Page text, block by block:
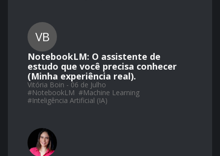
VB
NotebookLM: O assistente de
estudo que você precisa conhecer
(Minha experiência real).
Vitória Boin - 06 de Julho
#NotebookLM #Machine Learning
#Inteligência Artificial (IA)